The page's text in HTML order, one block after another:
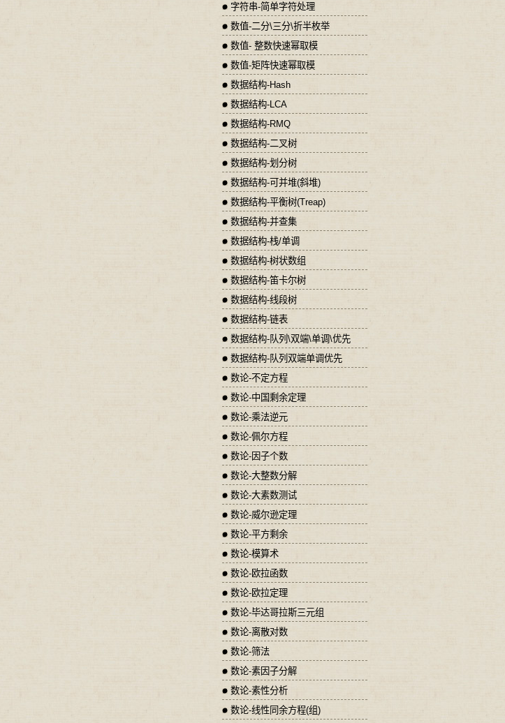
字符串-简单字符处理
数值-二分\三分\折半枚举
数值- 整数快速幂取模
数值-矩阵快速幂取模
数据结构-Hash
数据结构-LCA
数据结构-RMQ
数据结构-二叉树
数据结构-划分树
数据结构-可并堆(斜堆)
数据结构-平衡树(Treap)
数据结构-并查集
数据结构-栈/单调
数据结构-树状数组
数据结构-笛卡尔树
数据结构-线段树
数据结构-链表
数据结构-队列\双端\单调\优先
数据结构-队列双端单调优先
数论-不定方程
数论-中国剩余定理
数论-乘法逆元
数论-佩尔方程
数论-因子个数
数论-大整数分解
数论-大素数测试
数论-威尔逊定理
数论-平方剩余
数论-模算术
数论-欧拉函数
数论-欧拉定理
数论-毕达哥拉斯三元组
数论-离散对数
数论-筛法
数论-素因子分解
数论-素性分析
数论-线性同余方程(组)